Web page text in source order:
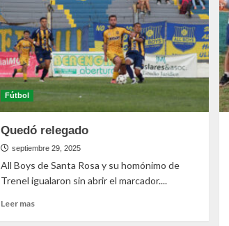
Fútbol
Quedó relegado
septiembre 29, 2025
All Boys de Santa Rosa y su homónimo de
Trenel igualaron sin abrir el marcador....
Leer mas